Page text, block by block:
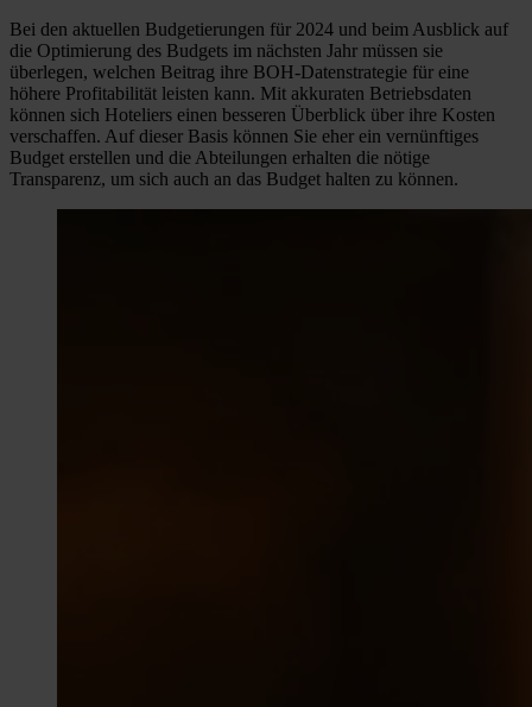
Bei den aktuellen Budgetierungen für 2024 und beim Ausblick auf
die Optimierung des Budgets im nächsten Jahr müssen sie
überlegen, welchen Beitrag ihre BOH-Datenstrategie für eine
höhere Profitabilität leisten kann. Mit akkuraten Betriebsdaten
können sich Hoteliers einen besseren Überblick über ihre Kosten
verschaffen. Auf dieser Basis können Sie eher ein vernünftiges
Budget erstellen und die Abteilungen erhalten die nötige
Transparenz, um sich auch an das Budget halten zu können.